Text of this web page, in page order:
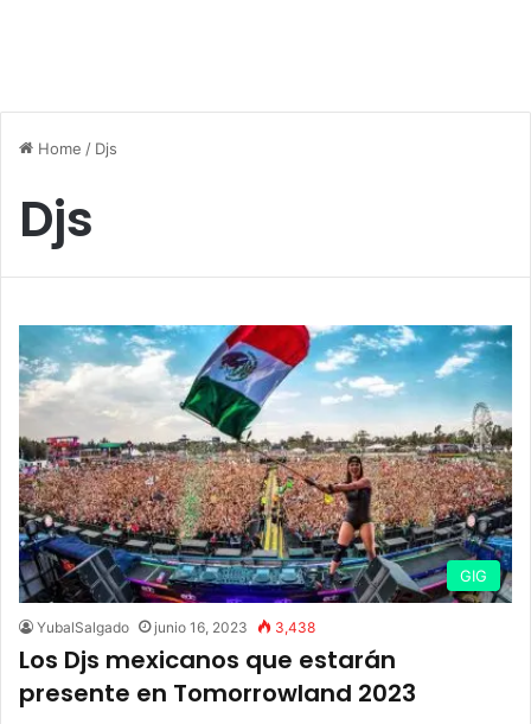
Home / Djs
Djs
GIG
YubalSalgado junio 16, 2023 3,438
Los Djs mexicanos que estarán
presente en Tomorrowland 2023